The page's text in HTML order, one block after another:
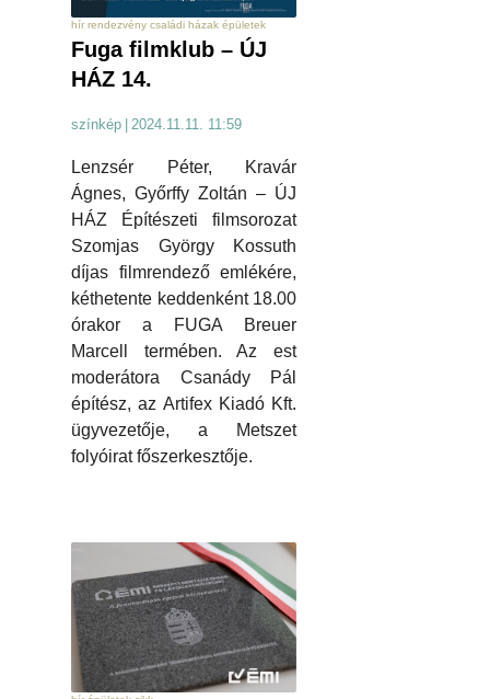
hír rendezvény családi házak épületek
Fuga filmklub – ÚJ
HÁZ 14.
színkép 2024.11.11. 11:59
Lenzsér Péter, Kravár
Ágnes, Győrffy Zoltán – ÚJ
HÁZ Építészeti filmsorozat
Szomjas György Kossuth
díjas filmrendező emlékére,
kéthetente keddenként 18.00
órakor a FUGA Breuer
Marcell termében. Az est
moderátora Csanády Pál
építész, az Artifex Kiadó Kft.
ügyvezetője, a Metszet
folyóirat főszerkesztője.